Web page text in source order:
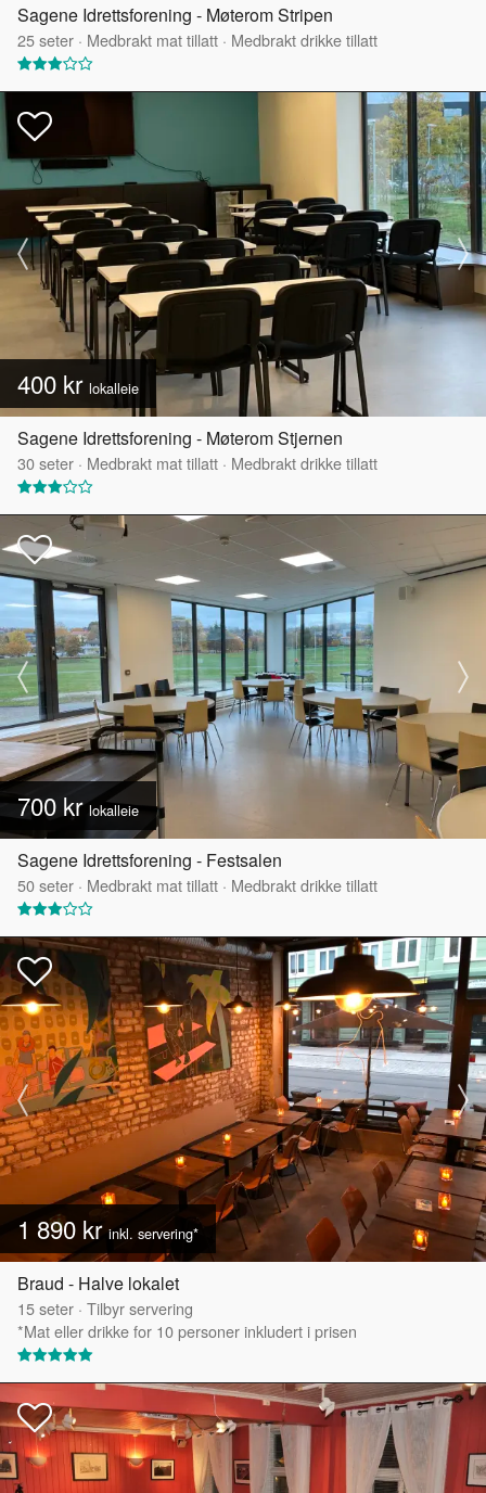
Sagene Idrettsforening - Møterom Stripen
25seter · Medbrakt mat tillatt · Medbrakt drikke tillatt
400 kr lokalleie
Sagene Idrettsforening - Møterom Stjernen
30seter · Medbrakt mat tillatt · Medbrakt drikke tillatt
700 krlokalleie
Sagene Idrettsforening - Festsalen
50seter · Medbrakt mat tillatt · Medbrakt drikke tillatt
1 890 krinkl. servering*
Braud - Halve lokalet
15seter · Tilbyr servering
*Mat eller drikke for 10 personer inkludert i prisen